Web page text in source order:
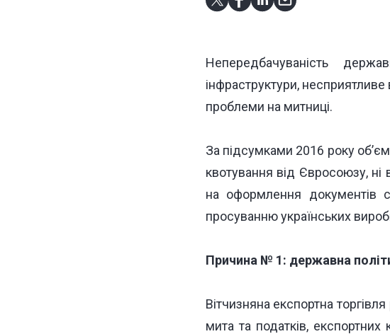
Непередбачуваність
інфраструктури,
проблеми на митниці.
За підсумками 2016 року
квотування від Євросоюзу,
на оформлення документів
просуванню українських
Причина № 1: державна
Вітчизняна експортна
мита та податків,